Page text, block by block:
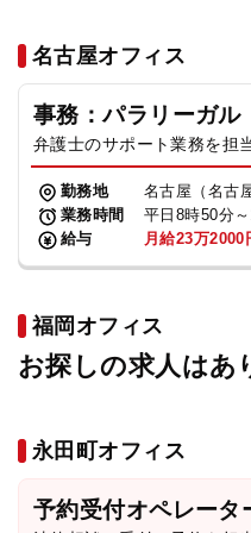
名古屋オフィス
事務：パラリーガル
弁護士のサポート業務を担
勤務地
名古屋（名古
業務時間
平日8時50分
給与
月給23万2000
福岡オフィス
お探しの求人はあ
永田町オフィス
予約受付オペレータ